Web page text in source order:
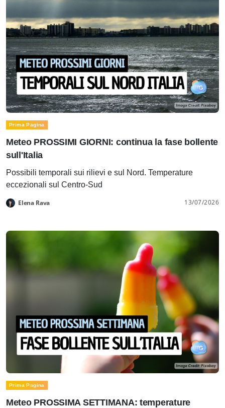
Prima Pagina
Meteo PROSSIMI GIORNI: continua la fase bollente
sull'Italia
Possibili temporali sui rilievi e sul Nord. Temperature
eccezionali sul Centro-Sud
Elena Rava 13/07/2026
Prima Pagina
Meteo PROSSIMA SETTIMANA: temperature